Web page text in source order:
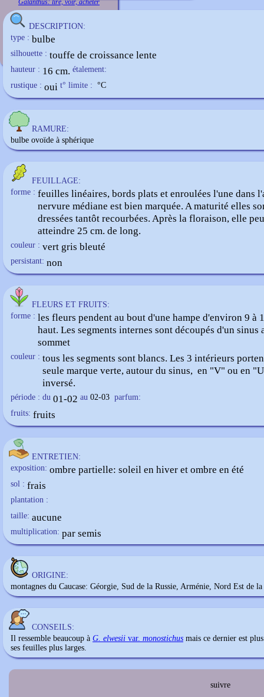
Galanthus: lire, voir, acheter
DESCRIPTION:
type : bulbe
silhouette : touffe de croissance lente
hauteur : 16 cm. étalement:
rustique : oui t° limite : °C
RAMURE:
bulbe ovoïde à sphérique
FEUILLAGE:
forme : feuilles linéaires, bords plats et enroulées l'une dans
nervure médiane est bien marquée. A maturité elles
dressées tantôt recourbées. Après la floraison, elle
atteindre 25 cm. de long.
couleur : vert gris bleuté
persistant: non
FLEURS ET FRUITS:
forme : les fleurs pendent au bout d'une hampe d'environ 9 à
haut. Les segments internes sont découpés d'un sinus
sommet
couleur : tous les segments sont blancs. Les 3 intérieurs
seule marque verte, autour du sinus, en "V" ou en
inversé.
période : du 01-02 au 02-03 parfum:
fruits: fruits
ENTRETIEN:
exposition: ombre partielle: soleil en hiver et ombre en été
sol : frais
plantation :
taille: aucune
multiplication: par semis
ORIGINE:
montagnes du Caucase: Géorgie, Sud de la Russie, Arménie, Nord Est de
CONSEILS:
Il ressemble beaucoup à G. elwesii var. monostichus mais ce dernier est
ses feuilles plus larges.
suivre